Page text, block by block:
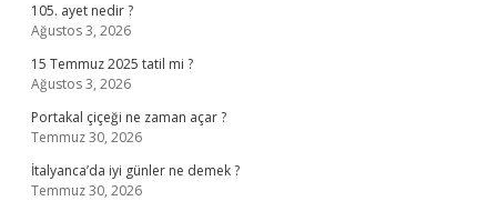
105. ayet nedir ?
Ağustos 3, 2026
15 Temmuz 2025 tatil mi ?
Ağustos 3, 2026
Portakal çiçeği ne zaman açar ?
Temmuz 30, 2026
İtalyanca’da iyi günler ne demek ?
Temmuz 30, 2026